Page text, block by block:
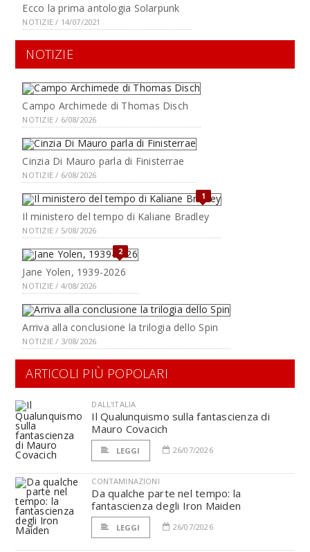
Ecco la prima antologia Solarpunk
NOTIZIE / 14/07/2021
NOTIZIE
Campo Archimede di Thomas Disch
NOTIZIE / 6/08/2026
Cinzia Di Mauro parla di Finisterrae
NOTIZIE / 6/08/2026
1
Il ministero del tempo di Kaliane Bradley
NOTIZIE / 5/08/2026
2
Jane Yolen, 1939-2026
NOTIZIE / 4/08/2026
Arriva alla conclusione la trilogia dello Spin
NOTIZIE / 3/08/2026
ARTICOLI PIÙ POPOLARI
DALL'ITALIA
Il Qualunquismo sulla fantascienza di
Mauro Covacich
LEGGI 26/07/2026
CONTAMINAZIONI
Da qualche parte nel tempo: la
fantascienza degli Iron Maiden
LEGGI 26/07/2026